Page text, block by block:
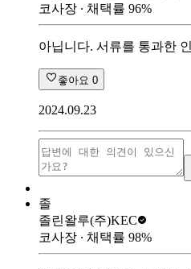
코사장 ∙ 채택률 96%
아닙니다. 서류를 통과한
좋아요 0
2024.09.23
졸
졸린왈루(주)KEC
코사장 ∙ 채택률 98%